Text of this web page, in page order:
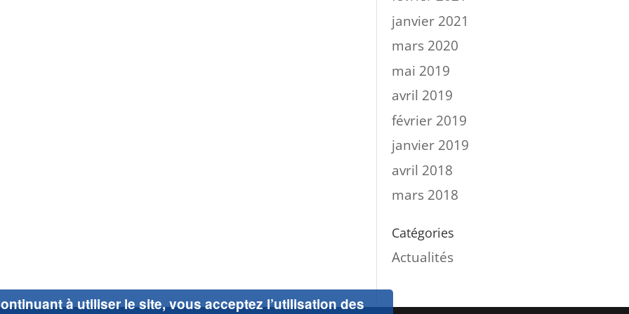
janvier 2021
mars 2020
mai 2019
avril 2019
février 2019
janvier 2019
avril 2018
mars 2018
Catégories
Actualités
à utiliser le site, vous acceptez l’utilisation des